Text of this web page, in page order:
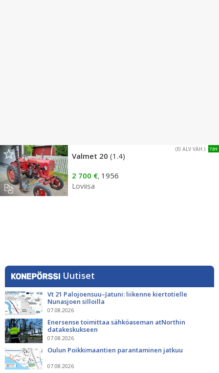
72H
(EI ALV VÄH.)
Valmet 20 (1.4)
2 700 €, 1956
Loviisa
Uutiset
Vt 21 Palojoensuu–Jatuni: liikenne kiertotielle
Nunasjoen silloilla
07.08.2026
Enersense toimittaa sähköaseman atNorthin
datakeskukseen
07.08.2026
Oulun Poikkimaantien parantaminen jatkuu
07.08.2026